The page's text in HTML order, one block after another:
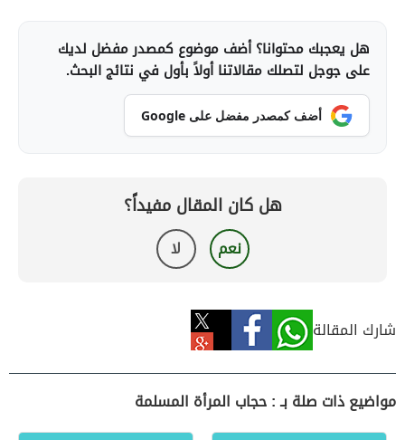
هل يعجبك محتوانا؟ أضف موضوع كمصدر مفضل لديك
على جوجل لتصلك مقالاتنا أولاً بأول في نتائج البحث.
أضف كمصدر مفضل على Google
هل كان المقال مفيداً؟
نعم لا
شارك المقالة
مواضيع ذات صلة بـ : حجاب المرأة المسلمة